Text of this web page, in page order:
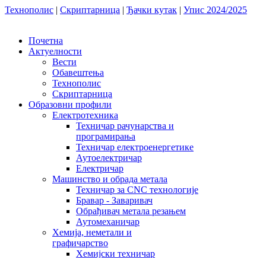
Технополис | Скриптарница | Ђачки кутак | Упис 2024/2025
Почетна
Актуелности
Вести
Обавештења
Технополис
Скриптарница
Образовни профили
Електротехника
Техничар рачунарства и
програмирања
Техничар електроенергетике
Аутоелектричар
Електричар
Машинство и обрада метала
Техничар за CNC технологије
Бравар - Заваривач
Обрађивач метала резањем
Аутомеханичар
Хемија, неметали и
графичарство
Хемијски техничар